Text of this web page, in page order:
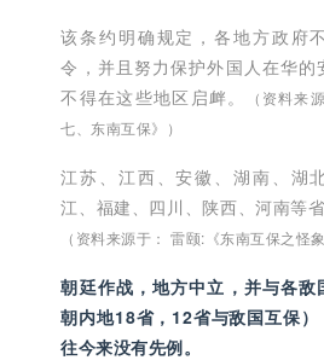
该条约明确规定，各地方政府
令，并且努力保护外国人在华的
不得在这些地区启衅。
（资料来
七、东南互保》）
江苏、江西、安徽、湖南、湖
江、福建、四川、陕西、河南等省
（资料来源于： 雷颐:《东南互保之怪象
朝廷作战，地方中立，并与各
朝内地18省，12省与敌国互保
往今来没有先例。